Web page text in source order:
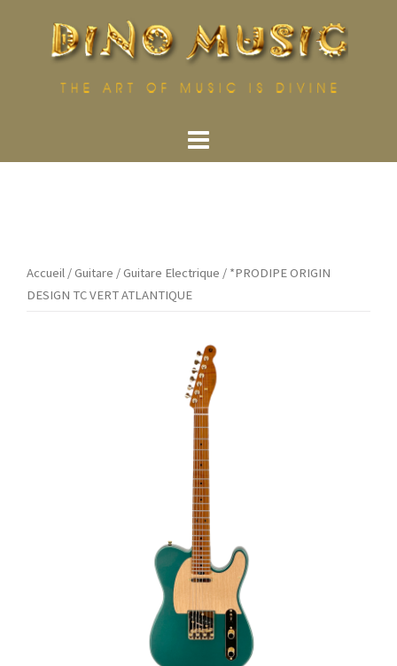
Accueil /Guitare /Guitare Electrique / *PRODIPE ORIGIN
DESIGN TC VERT ATLANTIQUE